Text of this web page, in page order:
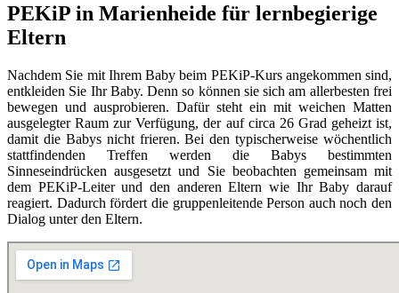
PEKiP in Marienheide für lernbegierige
Eltern
Nachdem Sie mit Ihrem Baby beim PEKiP-Kurs angekommen sind,
entkleiden Sie Ihr Baby. Denn so können sie sich am allerbesten frei
bewegen und ausprobieren. Dafür steht ein mit weichen Matten
ausgelegter Raum zur Verfügung, der auf circa 26 Grad geheizt ist,
damit die Babys nicht frieren. Bei den typischerweise wöchentlich
stattfindenden Treffen werden die Babys bestimmten
Sinneseindrücken ausgesetzt und Sie beobachten gemeinsam mit
dem PEKiP-Leiter und den anderen Eltern wie Ihr Baby darauf
reagiert. Dadurch fördert die gruppenleitende Person auch noch den
Dialog unter den Eltern.